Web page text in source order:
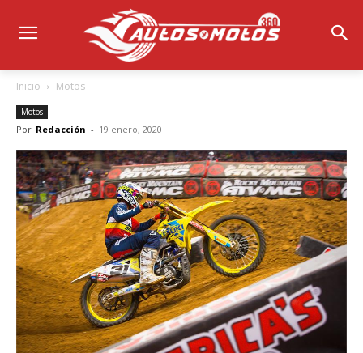
Inicio Motos
Motos
Por Redacción - 19 enero, 2020